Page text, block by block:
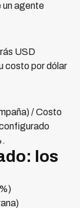
un agente
USD
costo por dólar
/ Costo
los